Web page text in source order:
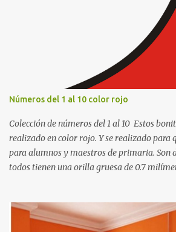
Números del 1 al 10 color rojo
Colección de números del 1 al 10 Estos
realizado en color rojo. Y se realizado para
para alumnos y maestros de primaria. Son
todos tienen una orilla gruesa de 0.7
matemáticos, para decorar los cumpleaños
otras cosas.